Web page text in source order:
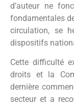
d’auteur ne
fondamentales
circulation, se
dispositifs
Cette difficulté
droits et la
dernière
secteur et a